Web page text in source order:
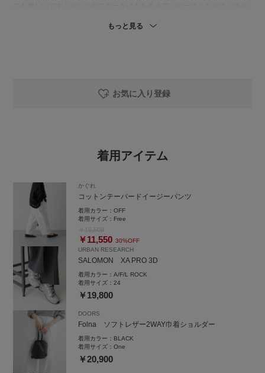
もっと見る
お気に入り登録
着用アイテム
かぐれ
コットンテーパードイージーパンツ
着用カラー：OFF
着用サイズ： Free
￥11,550 30%OFF
URBAN RESEARCH
SALOMON XA PRO 3D
着用カラー：A/F/L ROCK
着用サイズ：24
￥19,800
DOORS
Folna ソフトレザー2WAY巾着ショルダー
着用カラー： BLACK
着用サイズ：One
￥20,900